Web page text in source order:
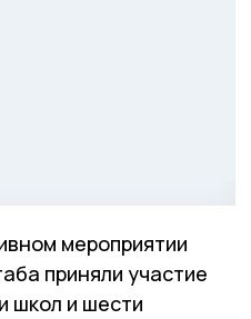
мероприятии
приняли участие
школ и шести